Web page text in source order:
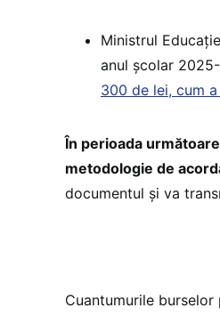
Ministrul
anul școlar
300 de lei, cum
În perioada
metodologie de
documentul și va
Cuantumurile